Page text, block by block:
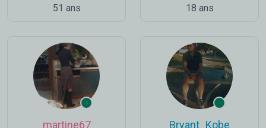
51 ans 18 ans
martine67 Bryant_Kobe